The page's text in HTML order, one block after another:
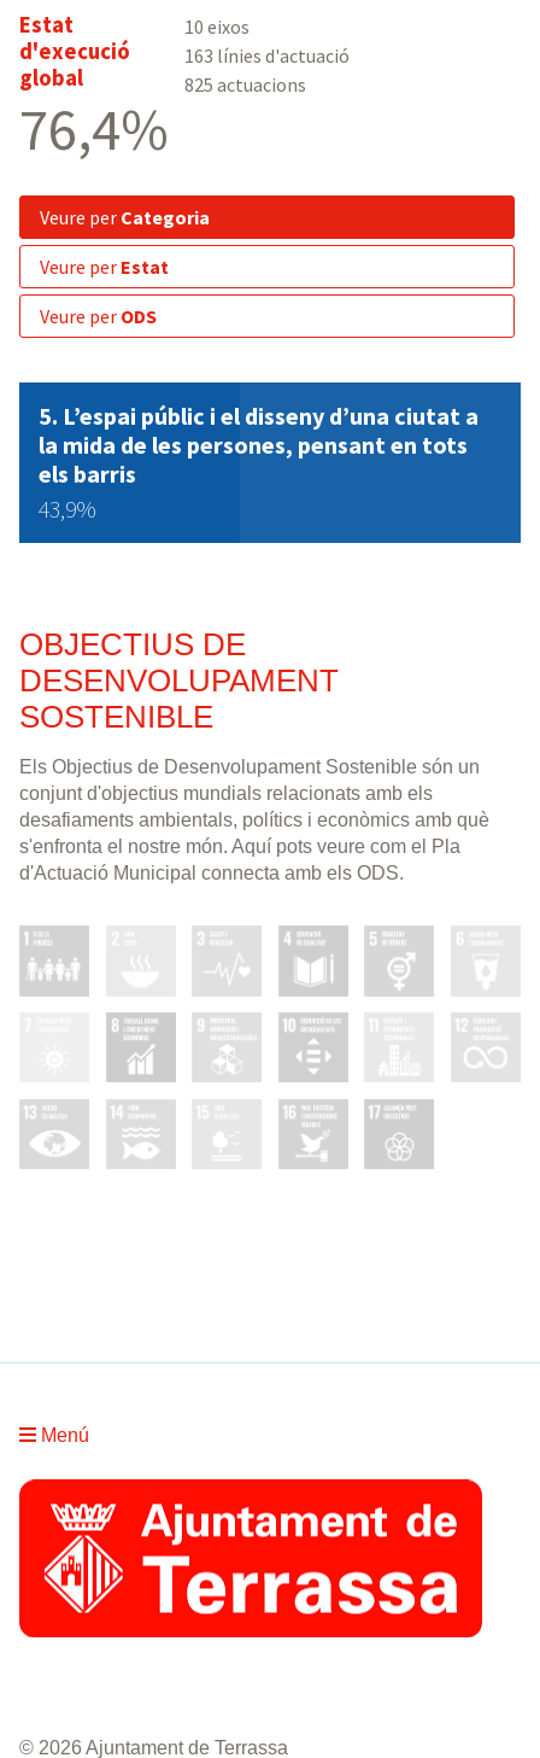
Estat
d'execució
global
76,4%
10 eixos
163 línies d'actuació
825 actuacions
veure per Categoria
veure per Estat
veure per ODS
5. L’espai públic i el disseny d’una ciutat a
la mida de les persones, pensant en tots
els barris
43,9%
OBJECTIUS DE
DESENVOLUPAMENT
SOSTENIBLE
Els Objectius de Desenvolupament Sostenible són un
conjunt d'objectius mundials relacionats amb els
desafiaments ambientals, polítics i econòmics amb què
s'enfronta el nostre món. Aquí pots veure com el Pla
d'Actuació Municipal connecta amb els ODS.
Menú
© 2026 Ajuntament de Terrassa